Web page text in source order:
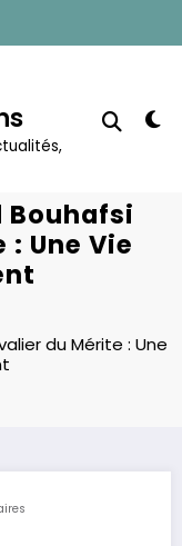
Bouhafsi
Une Vie
du Mérite : Une